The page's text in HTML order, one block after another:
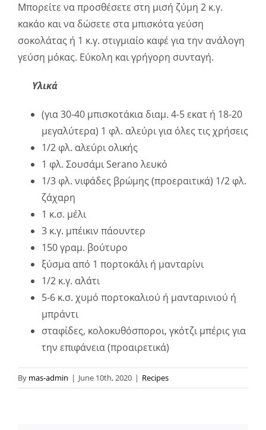
Μπορείτε να προσθέσετε στη μισή ζύμη 2 κ.γ.
κακάο και να δώσετε στα μπισκότα γεύση
σοκολάτας ή 1 κ.γ. στιγμιαίο καφέ για την ανάλογη
γεύση μόκας. Εύκολη και γρήγορη συνταγή.
Υλικά
(για 30-40 μπισκοτάκια διαμ. 4-5 εκατ ή 18-20
μεγαλύτερα) 1 φλ. αλεύρι για όλες τις χρήσεις
1/2 φλ. αλεύρι ολικής
1 φλ. Σουσάμι Serano λευκό
1/3 φλ. νιφάδες βρώμης (προεραιτικά) 1/2 φλ.
ζάχαρη
1 κ.σ. μέλι
3 κ.γ. μπέικιν πάουντερ
150 γραμ. βούτυρο
ξύσμα από 1 πορτοκάλι ή μανταρίνι
1/2 κ.γ. αλάτι
5-6 κ.σ. χυμό πορτοκαλιού ή μανταρινιού ή
μπράντι
σταφίδες, κολοκυθόσποροι, γκότζι μπέρις για
την επιφάνεια (προαιρετικά)
By mas-admin | June 10th, 2020 | Recipes